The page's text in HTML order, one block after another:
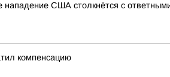
США столкнётся с
компенсацию